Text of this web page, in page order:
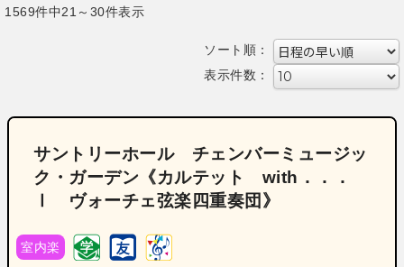
1569件中21～30件表示
ソート順：
表示件数：
サントリーホール チェンバーミュージッ
ク・ガーデン《カルテット with．．．
Ⅰ ヴォーチェ弦楽四重奏団》
室内楽